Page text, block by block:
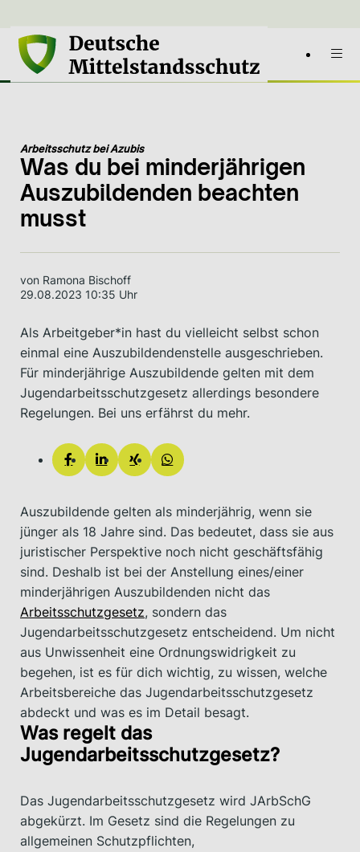
Arbeitsschutz bei Azubis
Was du bei minderjährigen
Auszubildenden beachten
musst
von Ramona Bischoff
29.08.2023 10:35 Uhr
Als Arbeitgeber*in hast du vielleicht selbst schon
einmal eine Auszubildendenstelle ausgeschrieben.
Für minderjährige Auszubildende gelten mit dem
Jugendarbeitsschutzgesetz allerdings besondere
Regelungen. Bei uns erfährst du mehr.
Auszubildende gelten als minderjährig, wenn sie
jünger als 18 Jahre sind. Das bedeutet, dass sie aus
juristischer Perspektive noch nicht geschäftsfähig
sind. Deshalb ist bei der Anstellung eines/einer
minderjährigen Auszubildenden nicht das
Arbeitsschutzgesetz, sondern das
Jugendarbeitsschutzgesetz entscheidend. Um nicht
aus Unwissenheit eine Ordnungswidrigkeit zu
begehen, ist es für dich wichtig, zu wissen, welche
Arbeitsbereiche das Jugendarbeitsschutzgesetz
abdeckt und was es im Detail besagt.
Was regelt das
Jugendarbeitsschutzgesetz?
Das Jugendarbeitsschutzgesetz wird JArbSchG
abgekürzt. Im Gesetz sind die Regelungen zu
allgemeinen Schutzpflichten,